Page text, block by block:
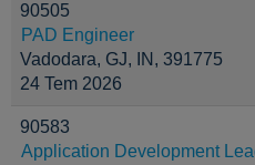
90505
PAD Engineer
Vadodara, GJ, IN, 391775
24 Tem 2026
90583
Application Development